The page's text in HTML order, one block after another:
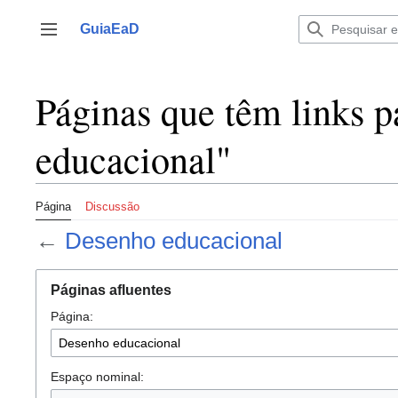
para
Alternar barra lateral
GuiaEaD
Páginas que têm links
educacional"
Página Discussão
← Desenho educacional
Páginas afluentes
Página:
Espaço nominal: